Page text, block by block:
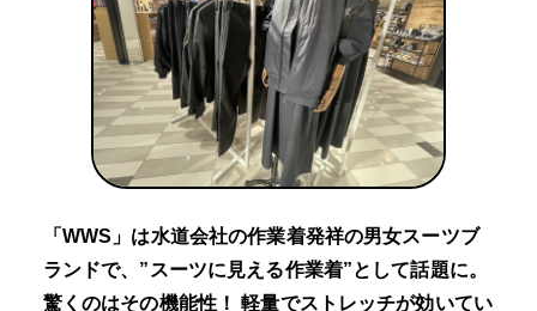
「WWS」は水道会社の作業着発祥の男女スーツブ
ランドで、”スーツに見える作業着”として話題に。
驚くのはその機能性！ 軽量でストレッチが効いてい